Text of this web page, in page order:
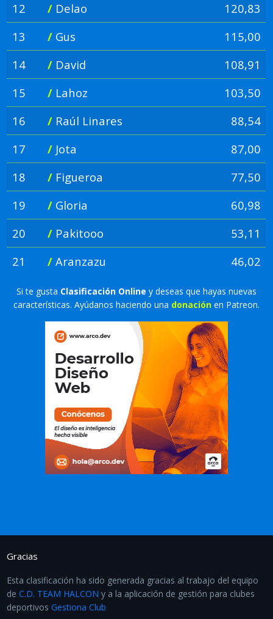
12
/ Delao
120,83
13
/ Gus
115,00
14
/ David
108,91
15
/ Lahoz
103,50
16
/ Raúl Linares
88,54
17
/ Jota
87,00
18
/ Figueroa
77,50
19
/ Gloria
60,98
20
/ Pakitooo
53,11
21
/ Aranzazu 46,02
Si te gusta Clasificación Online y deseas que hayas nuevas
características. Ayúdanos haciendo una donación en Patreon.
Gracias
Esta clasificación ha sido generada gracias al trabajo del equipo
deC.D. TEAM HALCON y a la aplicación de gestión para clubes
deportivosGestiona Club